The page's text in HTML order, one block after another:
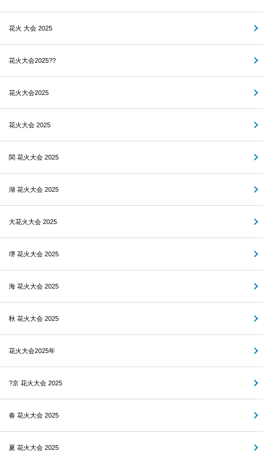
花火 大会 2025
花火大会2025??
花火大会2025
花火大会 2025
関 花火大会 2025
湖 花火大会 2025
大花火大会 2025
堺 花火大会 2025
海 花火大会 2025
秋 花火大会 2025
花火大会2025年
?京 花火大会 2025
春 花火大会 2025
夏 花火大会 2025